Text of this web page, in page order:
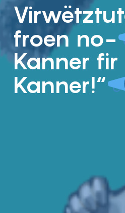
froen no-
Kanner fir
Kanner!“